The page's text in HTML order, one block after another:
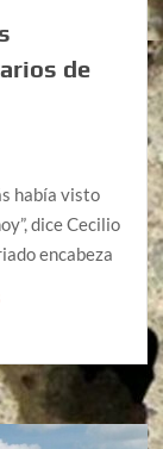
de
había visto
dice Cecilio
encabeza